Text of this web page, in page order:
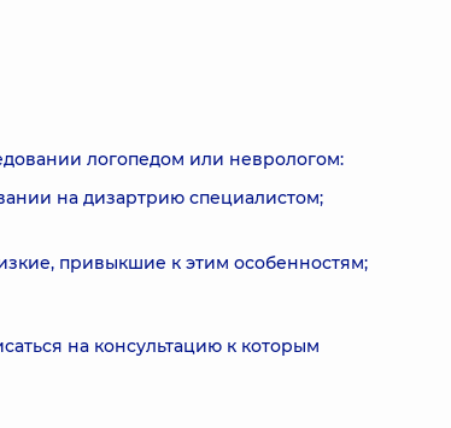
логопедом или неврологом:
на дизартрию специалистом;
привыкшие к этим особенностям;
на консультацию к которым